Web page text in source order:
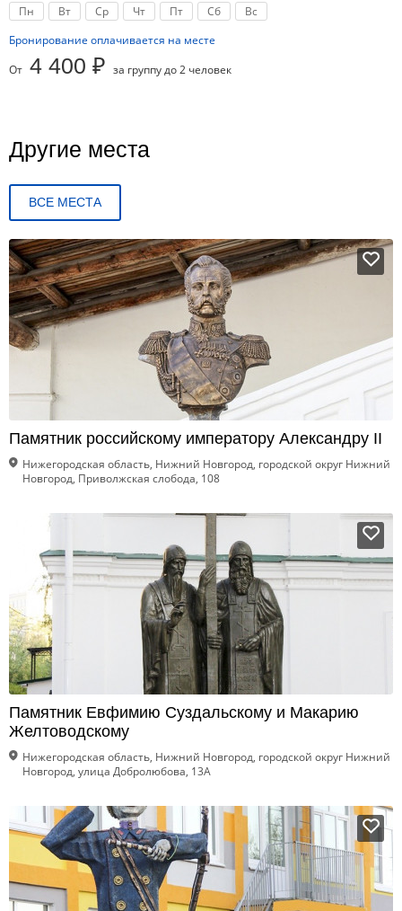
Пн Вт Ср Чт Пт Сб
Вс
Бронирование оплачивается на месте
От 4 400 ₽ за группу до 2 человек
Другие места
ВСЕ МЕСТА
Памятник российскому императору Александру II
Нижегородская область, Нижний Новгород, городской округ Нижний
Новгород, Приволжская слобода, 108
Памятник Евфимию Суздальскому и Макарию
Желтоводскому
Нижегородская область, Нижний Новгород, городской округ Нижний
Новгород, улица Добролюбова, 13А